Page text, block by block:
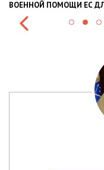
ВОЕННОЙ ПОМОЩИ ЕС